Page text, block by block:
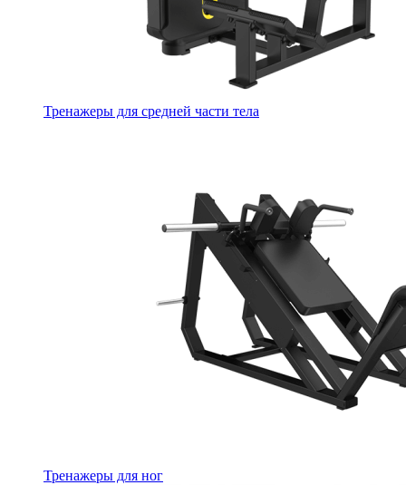
Тренажеры для средней части тела
Тренажеры для ног